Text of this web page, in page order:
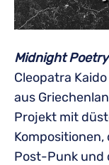
Midnight Poetry
Cleopatra
aus
Projekt mit
Kompositionen,
Post-Punk und